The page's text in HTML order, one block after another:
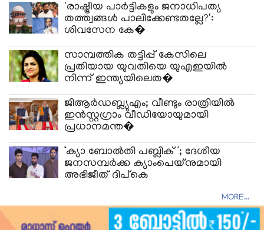
'രാഷ്ട്രീയ പാർട്ടികളും ജനാധിപത്യ
തത്ത്വങ്ങൾ പാലിക്കേണ്ടതല്ലേ?':
ശിവസേന കേ�
സാമ്പത്തിക തട്ടിപ്പ് കേസിലെ
പ്രതിയായ യുവതിയെ യുഎഇയിൽ
നിന്ന് ഇന്ത്യയിലെത�
ജിആർഡബ്ല്യുഎം; വീണ്ടും രാത്രിയിൽ
ഇൻസ്റ്റ​ഗ്രാം വീഡിയോയുമായി
പ്രധാനമന്ത�
‘ക്യാ ബോൽതി പബ്ലിക്’; ദേശീയ
ജനസമ്പർക്ക ക്യാംപെയ്നുമായി
അഭിജീത് ദിപ്കെ
MORE...